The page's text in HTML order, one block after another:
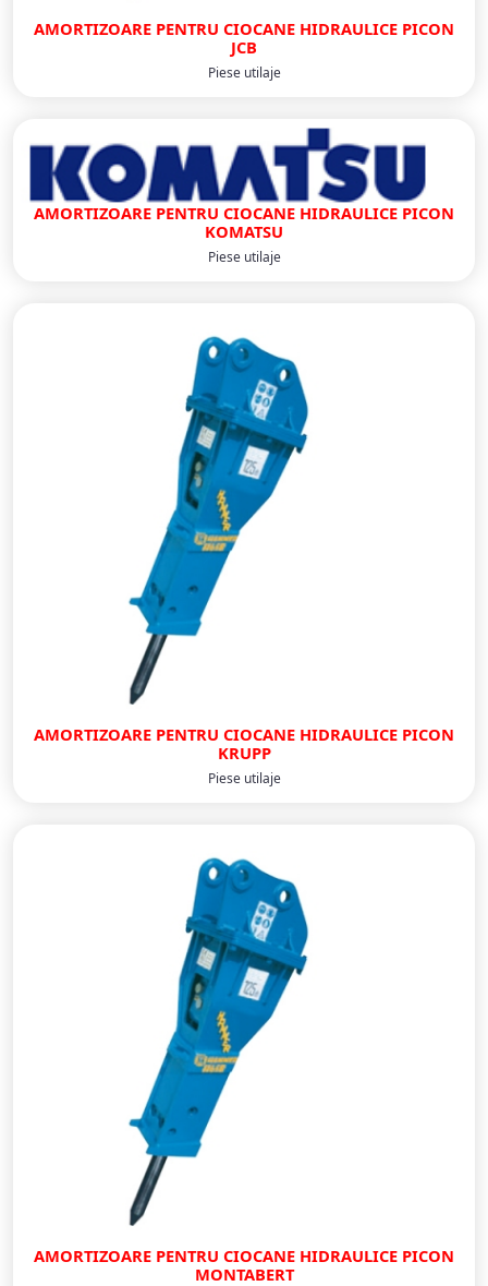
AMORTIZOARE PENTRU CIOCANE HIDRAULICE PICON
JCB
Piese utilaje
AMORTIZOARE PENTRU CIOCANE HIDRAULICE PICON
KOMATSU
Piese utilaje
AMORTIZOARE PENTRU CIOCANE HIDRAULICE PICON
KRUPP
Piese utilaje
AMORTIZOARE PENTRU CIOCANE HIDRAULICE PICON
MONTABERT